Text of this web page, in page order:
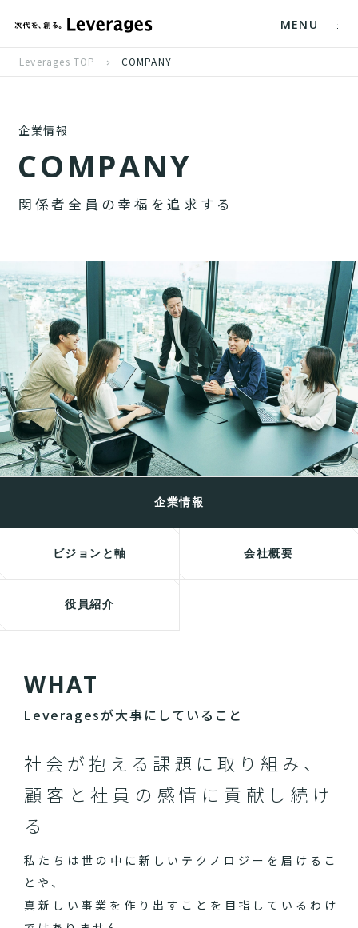
MENU
Leverages TOP COMPANY
企業情報
COMPANY
関 係者 全 員 の 幸 福 を追 求 す る
企業情報
ビジョンと軸 会社概要
役員紹介
WHAT
Leveragesが大事にしていること
社会が抱える課題に取り組み、
顧客と社員の感情に貢献し続け
る
私たちは世の中に新しいテクノロジーを届けるこ
とや、
真新しい事業を作り出すことを目指しているわけ